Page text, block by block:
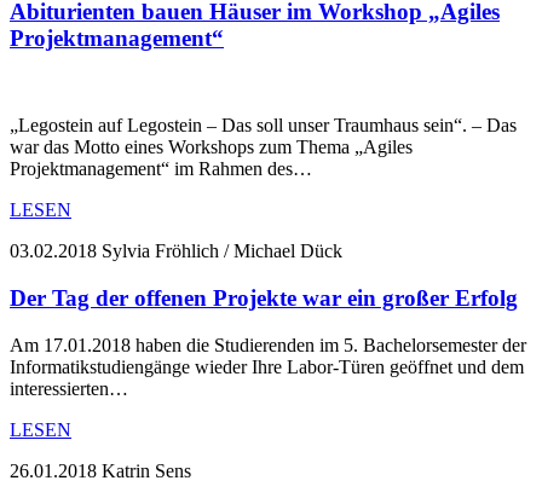
Abiturienten bauen Häuser im Workshop „Agiles
Projektmanagement“
„Legostein auf Legostein – Das soll unser Traumhaus sein“. – Das
war das Motto eines Workshops zum Thema „Agiles
Projektmanagement“ im Rahmen des…
LESEN
03.02.2018 Sylvia Fröhlich / Michael Dück
Der Tag der offenen Projekte war ein großer Erfolg
Am 17.01.2018 haben die Studierenden im 5. Bachelorsemester der
Informatikstudiengänge wieder Ihre Labor-Türen geöffnet und dem
interessierten…
LESEN
26.01.2018 Katrin Sens